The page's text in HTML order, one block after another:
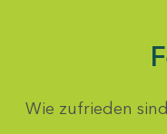
Wie zufrieden